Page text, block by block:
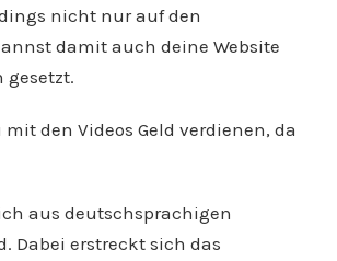
nicht nur auf den
damit auch deine Website
gesetzt.
den Videos Geld verdienen, da
aus deutschsprachigen
Dabei erstreckt sich das